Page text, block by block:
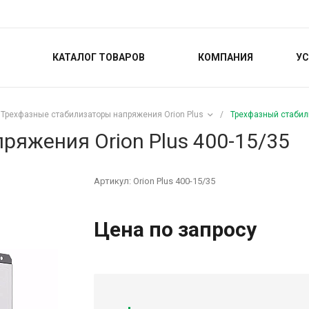
КАТАЛОГ ТОВАРОВ КОМПАНИЯ
Трехфазные стабилизаторы напряжения Orion Plus / Трехфазный
Orion Plus 400-15/35
Артикул: Orion Plus 400-15/35
Цена по запросу